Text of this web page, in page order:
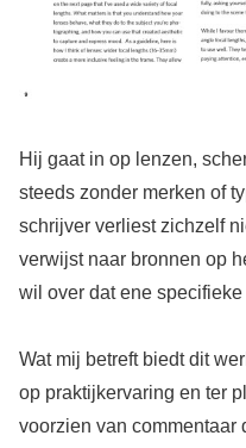
Hij gaat in op lenzen,
steeds zonder merken of
schrijver verliest zichzelf
verwijst naar bronnen op
wil over dat ene
Wat mij betreft biedt dit
op praktijkervaring en ter
voorzien van